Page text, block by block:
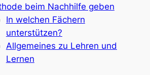
beim Nachhilfe geben
In welchen Fächern
unterstützen?
Allgemeines zu Lehren und
Lernen